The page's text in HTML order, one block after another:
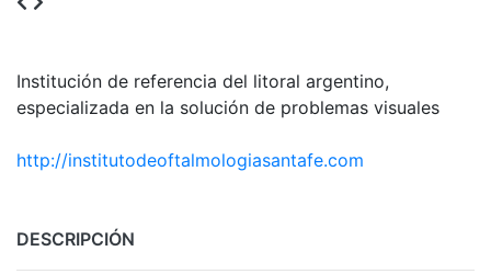
Institución de referencia del litoral argentino,
especializada en la solución de problemas visuales
http://institutodeoftalmologiasantafe.com
DESCRIPCIÓN